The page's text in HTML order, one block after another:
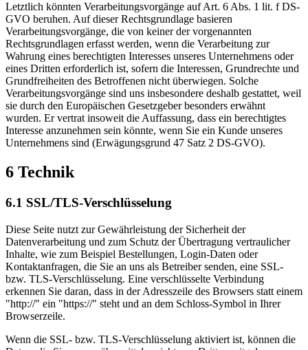
Letztlich könnten Verarbeitungsvorgänge auf Art. 6 Abs. 1 lit. f DS-
GVO beruhen. Auf dieser Rechtsgrundlage basieren
Verarbeitungsvorgänge, die von keiner der vorgenannten
Rechtsgrundlagen erfasst werden, wenn die Verarbeitung zur
Wahrung eines berechtigten Interesses unseres Unternehmens oder
eines Dritten erforderlich ist, sofern die Interessen, Grundrechte und
Grundfreiheiten des Betroffenen nicht überwiegen. Solche
Verarbeitungsvorgänge sind uns insbesondere deshalb gestattet, weil
sie durch den Europäischen Gesetzgeber besonders erwähnt
wurden. Er vertrat insoweit die Auffassung, dass ein berechtigtes
Interesse anzunehmen sein könnte, wenn Sie ein Kunde unseres
Unternehmens sind (Erwägungsgrund 47 Satz 2 DS-GVO).
6 Technik
6.1 SSL/TLS-Verschlüsselung
Diese Seite nutzt zur Gewährleistung der Sicherheit der
Datenverarbeitung und zum Schutz der Übertragung vertraulicher
Inhalte, wie zum Beispiel Bestellungen, Login-Daten oder
Kontaktanfragen, die Sie an uns als Betreiber senden, eine SSL-
bzw. TLS-Verschlüsselung. Eine verschlüsselte Verbindung
erkennen Sie daran, dass in der Adresszeile des Browsers statt einem
"http://" ein "https://" steht und an dem Schloss-Symbol in Ihrer
Browserzeile.
Wenn die SSL- bzw. TLS-Verschlüsselung aktiviert ist, können die